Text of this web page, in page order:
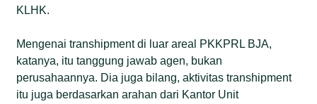
KLHK.
Mengenai transhipment di luar areal PKKPRL BJA,
katanya, itu tanggung jawab agen, bukan
perusahaannya. Dia juga bilang, aktivitas transhipment
itu juga berdasarkan arahan dari Kantor Unit